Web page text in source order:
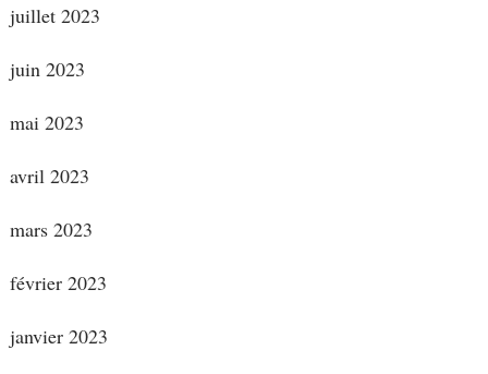
juillet 2023
juin 2023
mai 2023
avril 2023
mars 2023
février 2023
janvier 2023